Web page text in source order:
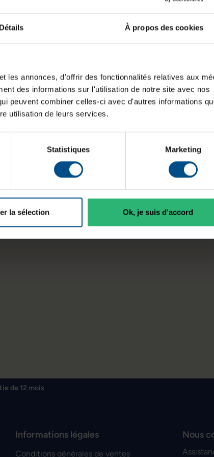
Détails À propos des cookies
les annonces, d'offrir des fonctionnalités relatives aux
des informations sur l'utilisation de notre site avec nos
peuvent combiner celles-ci avec d'autres informations
utilisation de leurs services.
Statistiques Marketing
la sélection Ok, je suis d'accord
de 12 mois
Informations légales
Conditions générales de ventes
Nous